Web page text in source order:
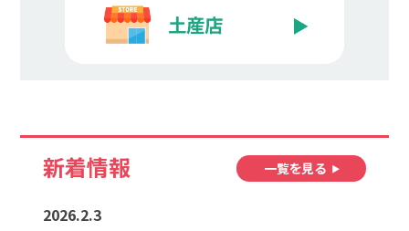
新着情報 一覧を見る
2026.2.3